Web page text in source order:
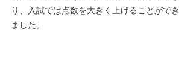
り、入試では点数を大きく上げることができ
ました。